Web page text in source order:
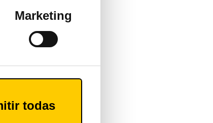
Marketing
todas
española.